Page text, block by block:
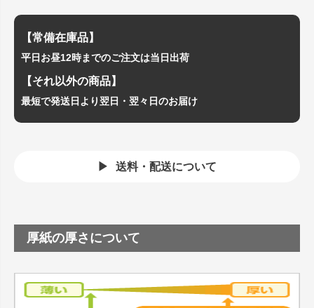
【常備在庫品】
平日お昼12時までのご注文は当日出荷
【それ以外の商品】
最短で発送日より翌日・翌々日のお届け
送料・配送について
厚紙の厚さについて